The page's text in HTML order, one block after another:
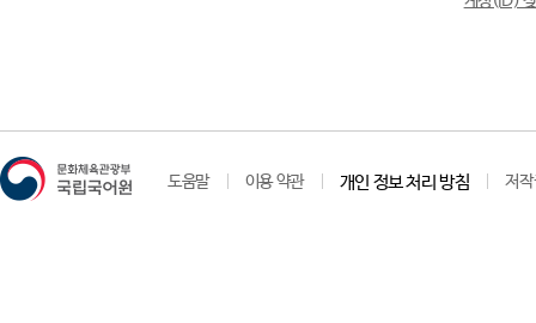
도움말 이용 약관 개인 정보 처리 방침 저